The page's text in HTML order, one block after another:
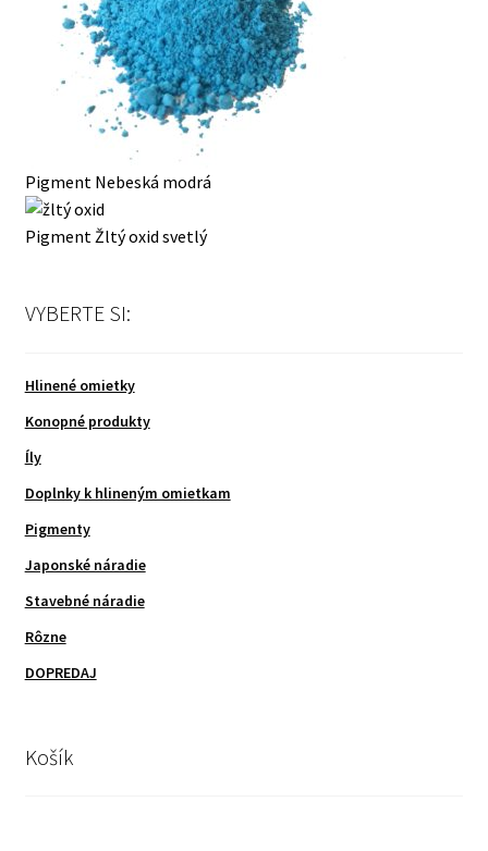
Pigment Nebeská modrá
Pigment Žltý oxid svetlý
VYBERTE SI:
Hlinené omietky
Konopné produkty
Íly
Doplnky k hlineným omietkam
Pigmenty
Japonské náradie
Stavebné náradie
Rôzne
DOPREDAJ
Košík